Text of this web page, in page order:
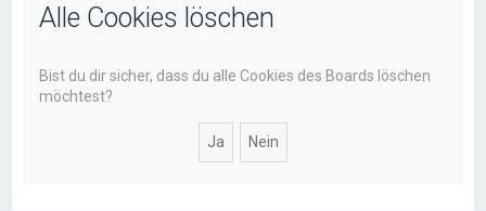
Alle Cookies löschen
Bist du dir sicher, dass du alle Cookies des Boards löschen
möchtest?